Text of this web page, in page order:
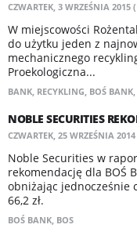
CZWARTEK, 3 WRZEŚNIA 2015
W miejscowości
do użytku jeden z
mechanicznego
Proekologiczna...
BANK, RECYKLING, BOŚ BANK,
NOBLE SECURITIES
CZWARTEK, 25 WRZEŚNIA
Noble Securities w
rekomendację dla BOŚ
obniżając jednocześnie
66,2 zł.
BOŚ BANK, BOS